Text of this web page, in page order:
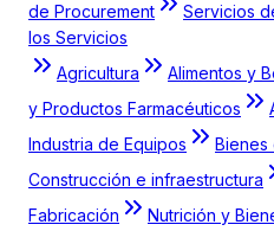
de Procurement
Servicios
los Servicios
Agricultura
Alimentos y
y Productos Farmacéuticos
Industria de Equipos
Bienes
Construcción e infraestructura
Fabricación
Nutrición y